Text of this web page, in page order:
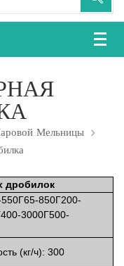
Мельницы
дробилок
550Г65-850Г200-
400-3000Г500-
(кг/ч): 300